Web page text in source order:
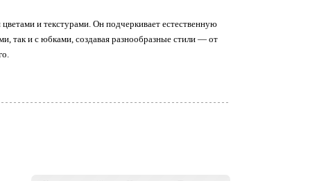
и текстурами. Он подчеркивает естественную
так и с юбками, создавая разнообразные стили — от